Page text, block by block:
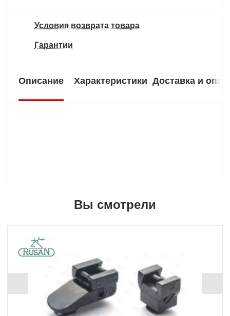
Условия возврата товара
Гарантии
Описание Характеристики Доставка и
Вы смотрели